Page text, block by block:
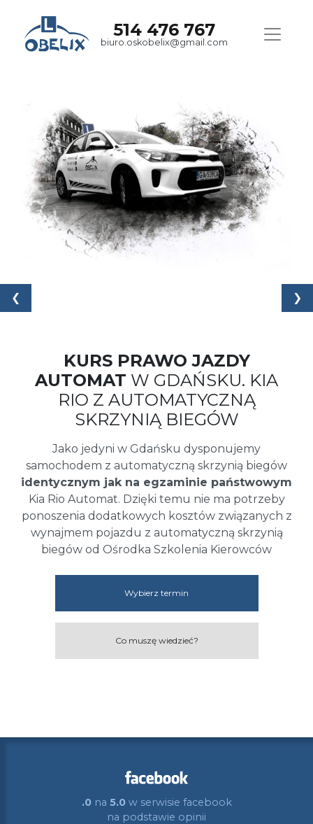
514 476 767
biuro.oskobelix@gmail.com
KURS PRAWO JAZDY
AUTOMAT W GDAŃSKU. KIA
RIO Z AUTOMATYCZNĄ
SKRZYNIĄ BIEGÓW
Jako jedyni w Gdańsku dysponujemy
samochodem z automatyczną skrzynią biegów
identycznym jak na egzaminie państwowym
Kia Rio Automat. Dzięki temu nie ma potrzeby
ponoszenia dodatkowych kosztów związanych z
wynajmem pojazdu z automatyczną skrzynią
biegów od Ośrodka Szkolenia Kierowców
Wybierz termin
Co muszę wiedzieć?
❮ ❯
.0na 5.0w serwisie facebook
na podstawie opinii